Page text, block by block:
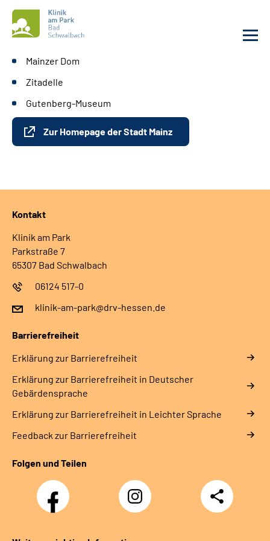
Unsere Klinik
Unsere Angebote
Service
Sozialdienste & Zuweisende
Suche
Gebärdensprache
Login
Mainzer Dom
Zitadelle
Gutenberg-Museum
Zur Homepage der Stadt Mainz
Kontakt
Klinik am Park
Parkstraße 7
65307 Bad Schwalbach
06124 517-0
klinik-am-park@drv-hessen.de
Barrierefreiheit
Erklärung zur Barrierefreiheit
Erklärung zur Barrierefreiheit in Deutscher
Gebärdensprache
Erklärung zur Barrierefreiheit in Leichter Sprache
Feedback zur Barrierefreiheit
Folgen und Teilen
Facebook Instagram
Teilen